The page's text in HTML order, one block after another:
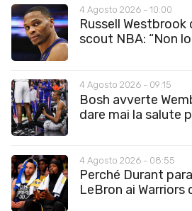
4 Agosto 2026 - 10:00
Russell
scout NBA: “Non lo
4 Agosto 2026 - 09:15
Bosh avverte
dare mai la salute
4 Agosto 2026 - 08:55
Perché Durant
LeBron ai Warriors